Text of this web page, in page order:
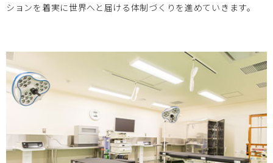
北海道大学 2023.09.15
2023/09/25 ヘルスケア・医療機器の創業/事業立上きっか
けセミナー 【第１回】のご案内
ションを着実に世界へと届ける体制づくりを進めていきます。